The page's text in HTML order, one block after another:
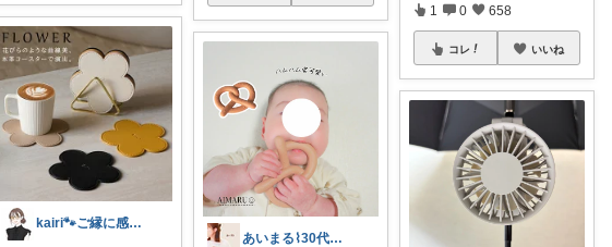
kairi🐾ご縁に感謝𓍯‍
あいまる⌇30代ワーママの暮らしと育児
1 0 658
コレ いいね